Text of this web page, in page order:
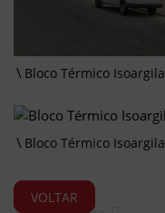
Bloco Térmico Isoargila
Bloco Térmico Isoargila
VOLTAR